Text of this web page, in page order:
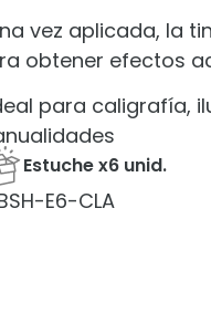
vez aplicada, la
obtener efectos
para caligrafía,
Estuche x6 unid.
E6-CLA